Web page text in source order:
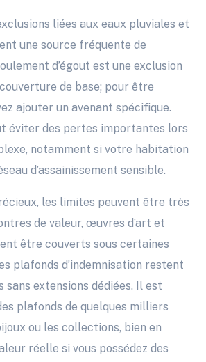
liées aux eaux pluviales et
une source fréquente de
d’égout est une exclusion
de base; pour être
ajouter un avenant spécifique.
éviter des pertes importantes lors
notamment si votre habitation
d’assainissement sensible.
les limites peuvent être très
de valeur, œuvres d’art et
être couverts sous certaines
plafonds d’indemnisation restent
sans extensions dédiées. Il est
plafonds de quelques milliers
ou les collections, bien en
réelle si vous possédez des